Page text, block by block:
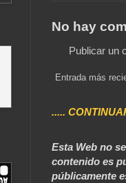
No hay
Publicar un
Entrada más
.....
Esta Web no
contenido es
públicamente